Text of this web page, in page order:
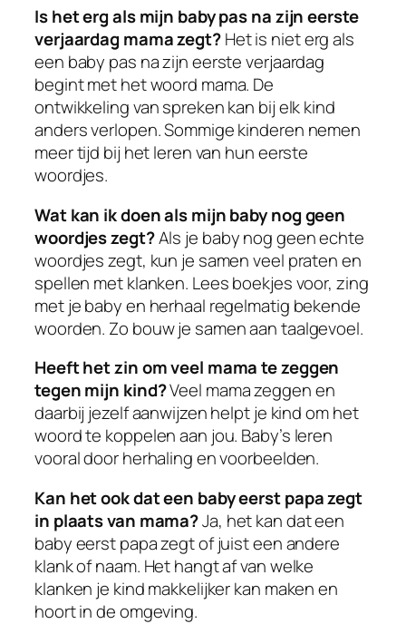
Is het erg als mijn baby pas na zijn eerste
verjaardag mama zegt?Het is niet erg als
een baby pas na zijn eerste verjaardag
begint met het woord mama. De
ontwikkeling van spreken kan bij elk kind
anders verlopen. Sommige kinderen nemen
meer tijd bij het leren van hun eerste
woordjes.
Wat kan ik doen als mijn baby nog geen
woordjes zegt?Als je baby nog geen echte
woordjes zegt, kun je samen veel praten en
spellen met klanken. Lees boekjes voor, zing
met je baby en herhaal regelmatig bekende
woorden. Zo bouw je samen aan taalgevoel.
Heeft het zin om veel mama te zeggen
tegen mijn kind?Veel mama zeggen en
daarbij jezelf aanwijzen helpt je kind om het
woord te koppelen aan jou. Baby’s leren
vooral door herhaling en voorbeelden.
Kan het ook dat een baby eerst papa zegt
in plaats van mama?Ja, het kan dat een
baby eerst papa zegt of juist een andere
klank of naam. Het hangt af van welke
klanken je kind makkelijker kan maken en
hoort in de omgeving.